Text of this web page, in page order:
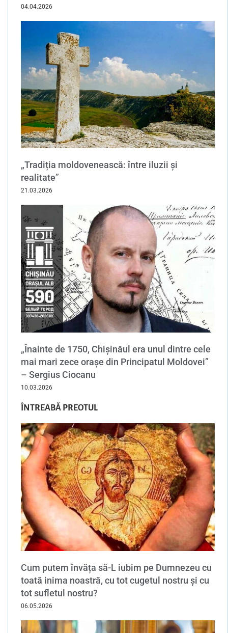
04.04.2026
„Tradiția moldovenească: între iluzii și
realitate”
21.03.2026
„Înainte de 1750, Chișinăul era unul dintre cele
mai mari zece orașe din Principatul Moldovei”
– Sergius Ciocanu
10.03.2026
ÎNTREABĂ PREOTUL
Cum putem învăța să-L iubim pe Dumnezeu cu
toată inima noastră, cu tot cugetul nostru și cu
tot sufletul nostru?
06.05.2026